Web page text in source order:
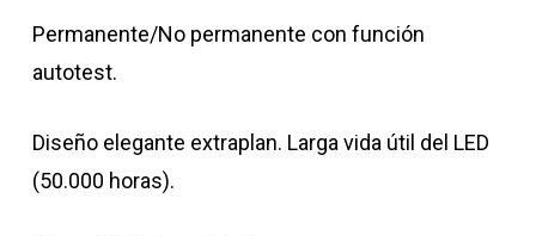
Permanente/No permanente con función
autotest.
Diseño elegante extraplan. Larga vida útil del LED
(50.000 horas).